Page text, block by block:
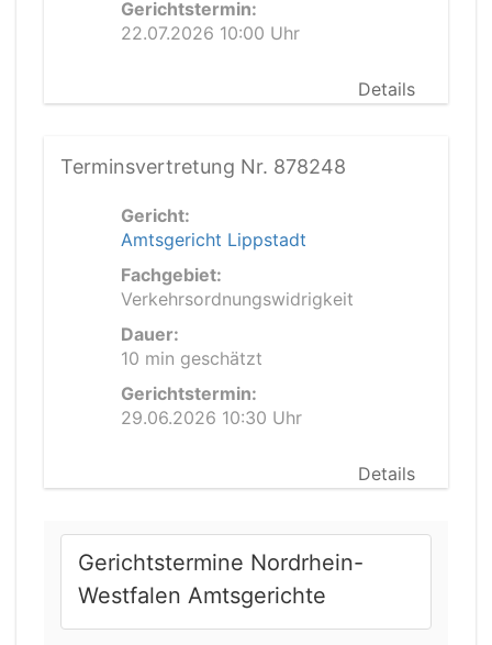
Gerichtstermin:
22.07.2026 10:00 Uhr
Details
Terminsvertretung Nr. 878248
Gericht:
Amtsgericht Lippstadt
Fachgebiet:
Verkehrsordnungswidrigkeit
Dauer:
10 min geschätzt
Gerichtstermin:
29.06.2026 10:30 Uhr
Details
Gerichtstermine Nordrhein-
Westfalen Amtsgerichte